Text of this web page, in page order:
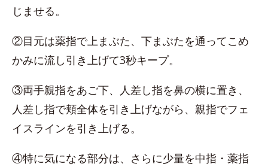
じませる。
②目元は薬指で上まぶた、下まぶたを通ってこめ
かみに流し引き上げて3秒キープ。
③両手親指をあご下、人差し指を鼻の横に置き、
人差し指で頬全体を引き上げながら、親指でフェ
イスラインを引き上げる。
④特に気になる部分は、さらに少量を中指・薬指